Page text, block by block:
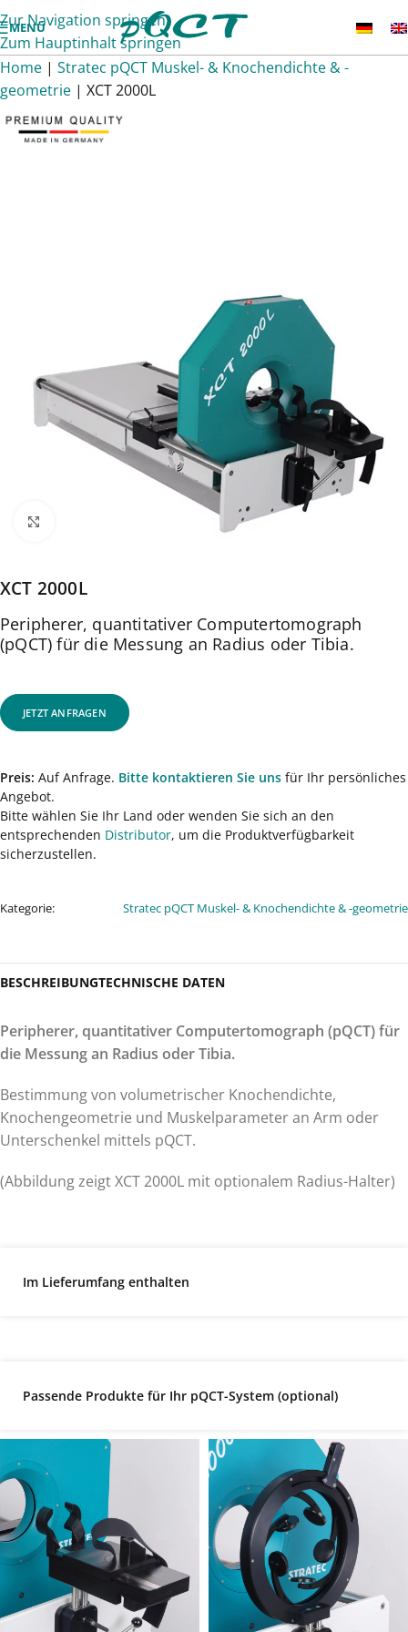
Zur Navigation springen
Zum Hauptinhalt springen
MENÜ
Home | Stratec pQCT Muskel- & Knochendichte & -
geometrie | XCT 2000L
XCT 2000L
Peripherer, quantitativer Computertomograph
(pQCT) für die Messung an Radius oder Tibia.
JETZT ANFRAGEN
Preis: Auf Anfrage. Bitte kontaktieren Sie uns für Ihr persönliches
Angebot.
Bitte wählen Sie Ihr Land oder wenden Sie sich an den
entsprechenden Distributor, um die Produktverfügbarkeit
sicherzustellen.
Kategorie: Stratec pQCT Muskel- & Knochendichte & -geometrie
BESCHREIBUNGTECHNISCHE DATEN
Peripherer, quantitativer Computertomograph (pQCT) für
die Messung an Radius oder Tibia.
Bestimmung von volumetrischer Knochendichte,
Knochengeometrie und Muskelparameter an Arm oder
Unterschenkel mittels pQCT.
(Abbildung zeigt XCT 2000L mit optionalem Radius-Halter)
Im Lieferumfang enthalten
Passende Produkte für Ihr pQCT-System (optional)